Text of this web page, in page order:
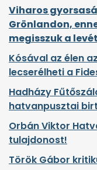
Viharos
Grönlandon,
megisszuk a levét
Kósával az élen
lecserélheti a
Hadházy
hatvanpusztai
Orbán Viktor
tulajdonost!
Török Gábor